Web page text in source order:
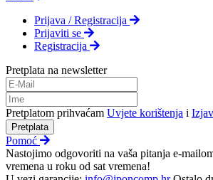
Prijava / Registracija
Prijaviti se
Registracija
Pretplata na newsletter
Pretplatom prihvaćam Uvjete korištenja i
Pretplata
Pomoć
Nastojimo odgovoriti na vaša pitanja e-
vremena u roku od sat vremena!